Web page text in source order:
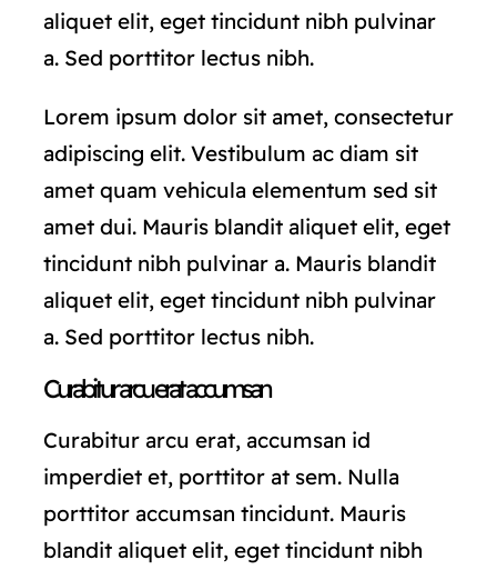
aliquet elit, eget tincidunt nibh pulvinar
a. Sed porttitor lectus nibh.
Lorem ipsum dolor sit amet, consectetur
adipiscing elit. Vestibulum ac diam sit
amet quam vehicula elementum sed sit
amet dui. Mauris blandit aliquet elit, eget
tincidunt nibh pulvinar a. Mauris blandit
aliquet elit, eget tincidunt nibh pulvinar
a. Sed porttitor lectus nibh.
Curabitur arcu erat accumsan
Curabitur arcu erat, accumsan id
imperdiet et, porttitor at sem. Nulla
porttitor accumsan tincidunt. Mauris
blandit aliquet elit, eget tincidunt nibh